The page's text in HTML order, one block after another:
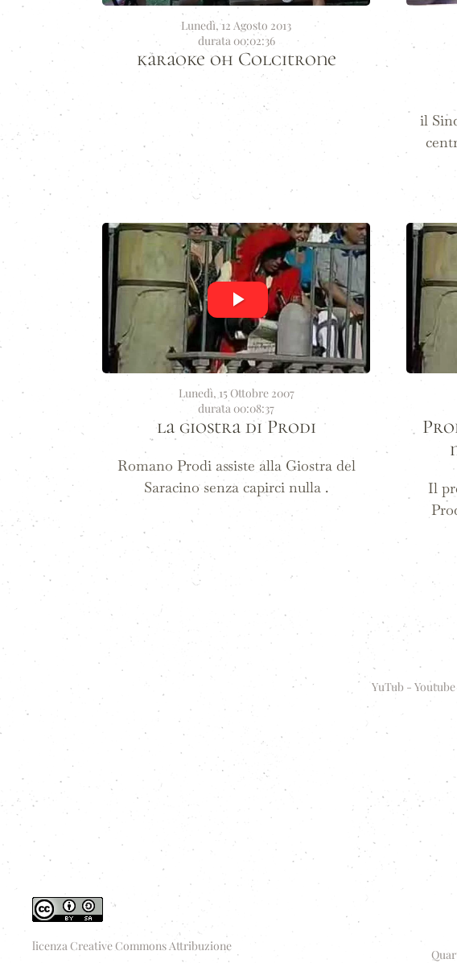
Lunedì, 12 Agosto 2013
durata 00:02:36
karaoke oh Colcitrone
il
Lunedì, 15 Ottobre 2007
durata 00:08:37
la giostra di Prodi
Romano Prodi assiste alla Giostra del
Saracino senza capirci nulla .
Il
YuTub -
licenza Creative Commons Attribuzione